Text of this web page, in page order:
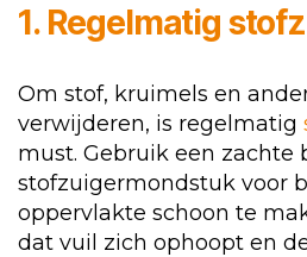
1. Regelmatig
Om stof, kruimels en
verwijderen, is regelmatig
must. Gebruik een zachte
stofzuigermondstuk voor
oppervlakte schoon te
dat vuil zich ophoopt en